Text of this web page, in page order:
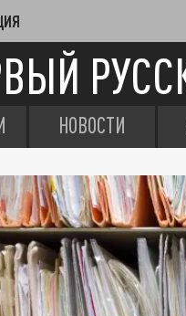
НОВОСТИ